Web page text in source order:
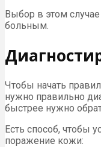
Выбор в этом
больным.
Чтобы начать
нужно правильно
быстрее нужно
Есть способ, чтобы
поражение кожи: